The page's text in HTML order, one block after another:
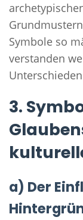
Symbole so
verstanden
3.
a) Der